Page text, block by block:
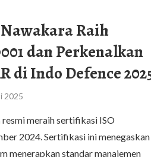
Raih
dan Perkenalkan
di Indo Defence
2025
meraih sertifikasi ISO
2024. Sertifikasi ini menegaskan
menerapkan standar manajemen